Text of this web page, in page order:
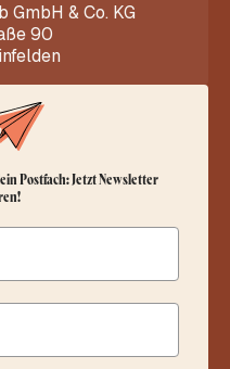
GmbH & Co. KG
90
Postfach: Jetzt Newsletter